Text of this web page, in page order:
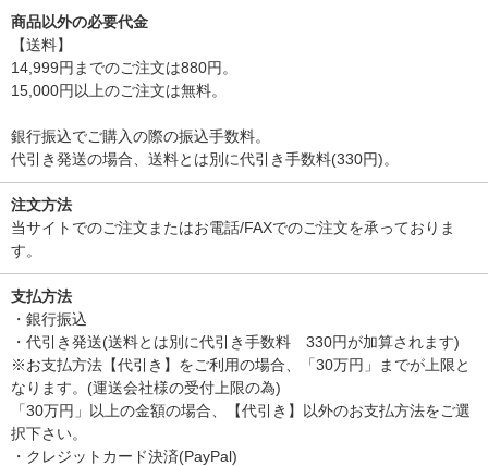
商品以外の必要代金
【送料】
14,999円までのご注文は880円。
15,000円以上のご注文は無料。
銀行振込でご購入の際の振込手数料。
代引き発送の場合、送料とは別に代引き手数料(330円)。
注文方法
当サイトでのご注文またはお電話/FAXでのご注文を承っておりま
す。
支払方法
・銀行振込
・代引き発送(送料とは別に代引き手数料 330円が加算されます)
※お支払方法【代引き】をご利用の場合、「30万円」までが上限と
なります。(運送会社様の受付上限の為)
「30万円」以上の金額の場合、【代引き】以外のお支払方法をご選
択下さい。
・クレジットカード決済(PayPal)